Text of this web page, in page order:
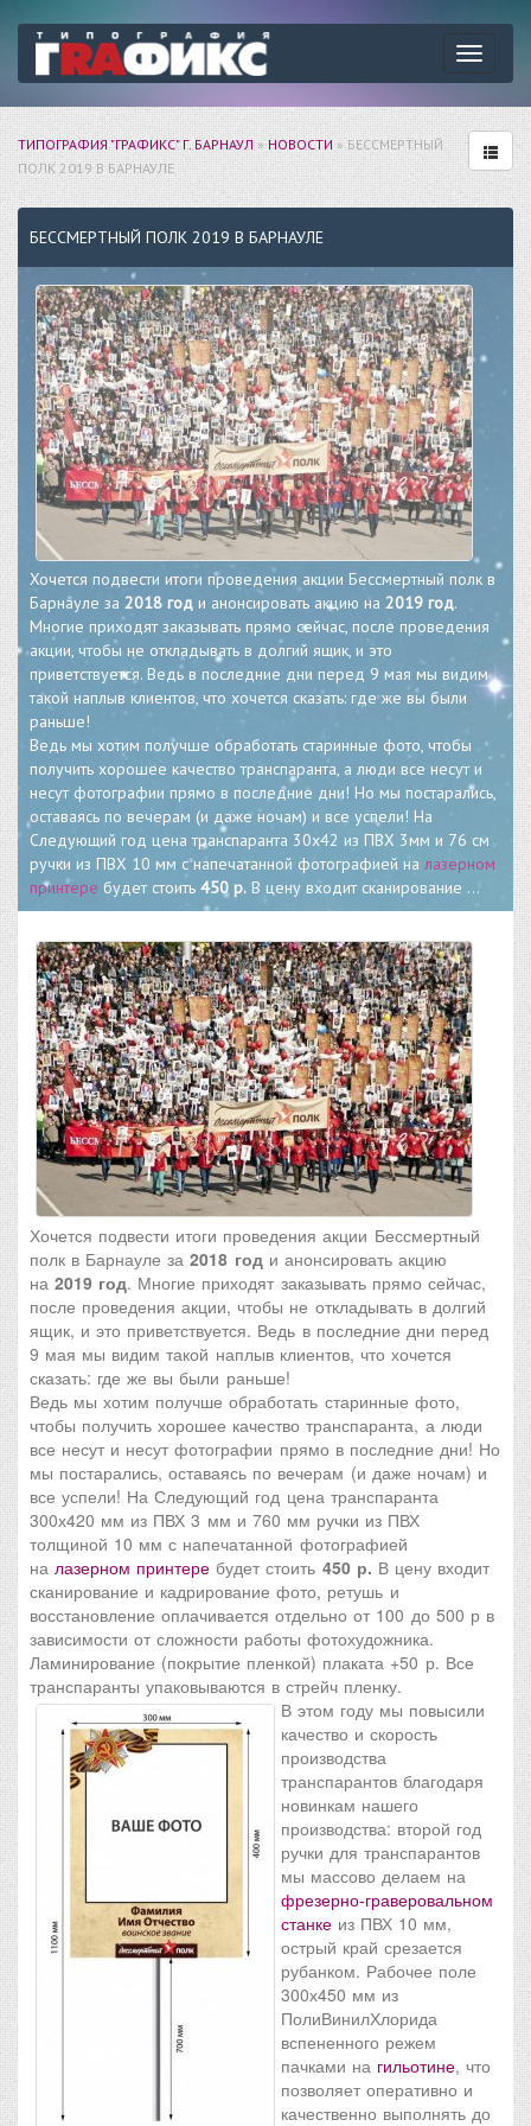
ТИПОГРАФИЯ "ГРАФИКС" Г. БАРНАУЛ»НОВОСТИ» БЕССМЕРТНЫЙ
ПОЛК 2019 В БАРНАУЛЕ
БЕССМЕРТНЫЙ ПОЛК 2019 В БАРНАУЛЕ
Хочется подвести итоги проведения акции Бессмертный полк в
Барнауле за 2018 год и анонсировать акцию на 2019 год.
Многие приходят заказывать прямо сейчас, после проведения
акции, чтобы не откладывать в долгий ящик, и это
приветствуется. Ведь в последние дни перед 9 мая мы видим
такой наплыв клиентов, что хочется сказать: где же вы были
раньше!
Ведь мы хотим получше обработать старинные фото, чтобы
получить хорошее качество транспаранта, а люди все несут и
несут фотографии прямо в последние дни! Но мы постарались,
оставаясь по вечерам (и даже ночам) и все успели! На
Следующий год цена транспаранта 30х42 из ПВХ 3мм и 76 см
ручки из ПВХ 10 мм с напечатанной фотографией на лазерном
принтере будет стоить 450 р. В цену входит сканирование ...
Хочется подвести итоги проведения акции Бессмертный
полк в Барнауле за2018 годи анонсировать акцию
на2019 год. Многие приходят заказывать прямо сейчас,
после проведения акции, чтобы не откладывать в долгий
ящик, и это приветствуется. Ведь в последние дни перед
9 мая мы видим такой наплыв клиентов, что хочется
сказать: где же вы были раньше!
Ведь мы хотим получше обработать старинные фото,
чтобы получить хорошее качество транспаранта, а люди
все несут и несут фотографии прямо в последние дни! Но
мы постарались, оставаясь по вечерам (и даже ночам) и
все успели! На Следующий год цена транспаранта
300х420 мм из ПВХ 3 мм и 760 мм ручки из ПВХ
толщиной 10 мм с напечатанной фотографией
налазерном принтере будет стоить 450 р. В цену входит
сканирование и кадрирование фото, ретушь и
восстановление оплачивается отдельно от 100 до 500 р в
зависимости от сложности работы фотохудожника.
Ламинирование (покрытие пленкой) плаката +50 р. Все
транспаранты упаковываются в стрейч пленку.
В этом году мы повысили
качество и скорость
производства
транспарантов благодаря
новинкам нашего
производства: второй год
ручки для транспарантов
мы массово делаем на
фрезерно-граверовальном
станке из ПВХ 10 мм,
острый край срезается
рубанком. Рабочее поле
300х450 мм из
ПолиВинилХлорида
вспененного режем
пачками на гильотине, что
позволяет оперативно и
качественно выполнять до